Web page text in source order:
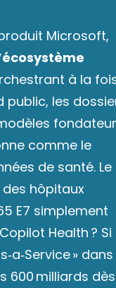
Microsoft,
à la
public, les
comme le
de santé. Le
des hôpitaux
E7 simplement
Health ? Si
» dans
600 milliards dès